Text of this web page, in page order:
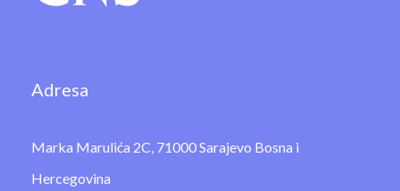
Adresa
Marka Marulića 2C, 71000 Sarajevo Bosna i
Hercegovina